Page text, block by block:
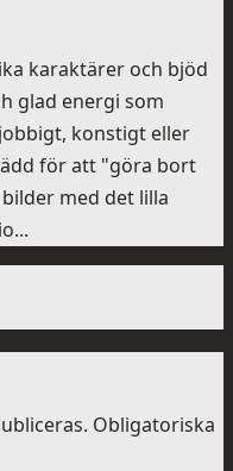
karaktärer och bjöd
glad energi som
konstigt eller
för att "göra bort
med det lilla
Obligatoriska